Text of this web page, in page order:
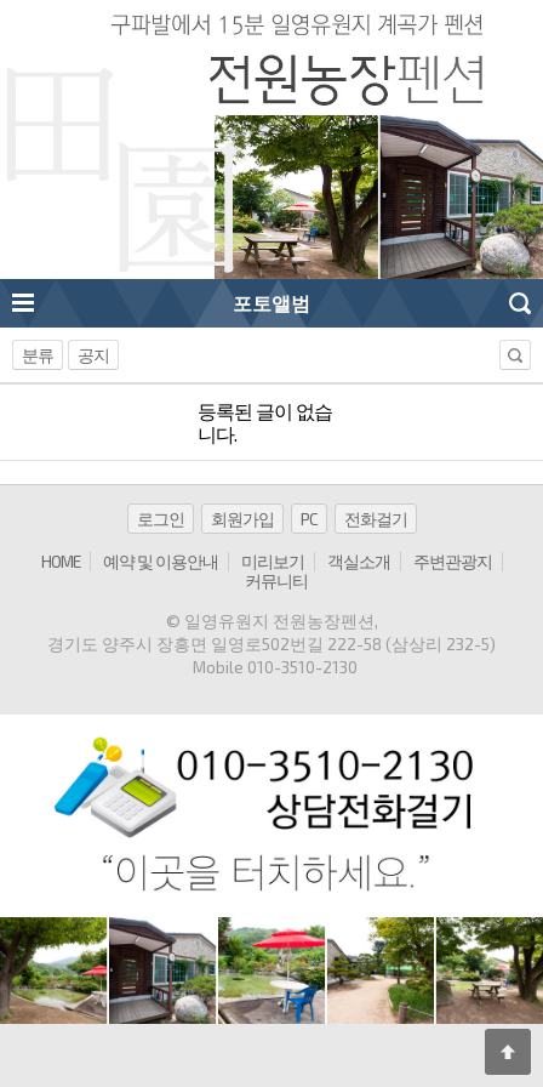
포토앨범
분류 공지
등록된 글이 없습
니다.
로그인 회원가입 PC 전화걸기
HOME 예약 및 이용안내 미리보기 객실소개
주변관광지
커뮤니티
© 일영유원지 전원농장펜션,
경기도 양주시 장흥면 일영로502번길 222-58 (삼상리 232-5)
Mobile 010-3510-2130